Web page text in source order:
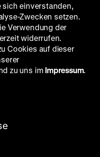
Sack voller
eines Wohnheims
gehört. Die
und improvisieren die
in der die Kamera
Eva einnimmt und wir
untersucht wie in
das Leben von
für
der von der
(mbh)
sich einverstanden,
Zwecken setzen.
Verwendung der
widerrufen.
Cookies auf dieser
zu uns im Impressum.